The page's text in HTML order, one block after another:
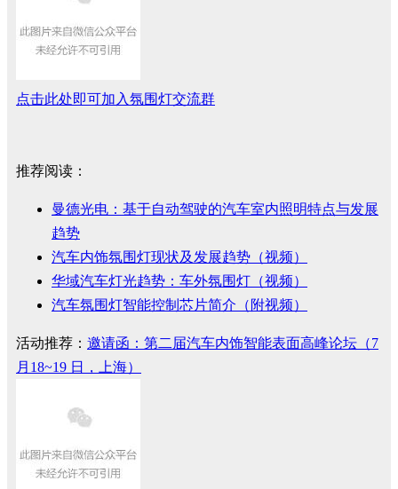
点击此处即可加入氛围灯交流群
推荐阅读：
曼德光电：基于自动驾驶的汽车室内照明特点与发展
趋势
汽车内饰氛围灯现状及发展趋势（视频）
华域汽车灯光趋势：车外氛围灯（视频）
汽车氛围灯智能控制芯片简介（附视频）
活动推荐： 邀请函：第二届汽车内饰智能表面高峰论坛（7
月18~19 日，上海）